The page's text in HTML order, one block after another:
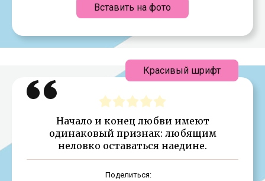
Вставить на фото
Начало и конец любви имеют
одинаковый признак: любящим
неловко оставаться наедине.
Поделиться:
Красивый шрифт